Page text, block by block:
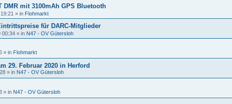
DMR mit 3100mAh GPS Bluetooth
» in Flohmarkt
für DARC-Mitglieder
00:34 » in N47 - OV Gütersloh
» in Flohmarkt
29. Februar 2020 in Herford
» in N47 - OV Gütersloh
» in N47 - OV Gütersloh